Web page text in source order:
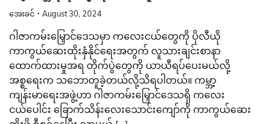
အေးခင် August 30, 2024
ဂါဇာကမ်းမြှောင်ဒေသမှာ ကလေးငယ်တွေကို ပိုလီယို
ကာကွယ်ဆေးထိုးနှံနိုင်ရေးအတွက် လူသားချင်းစာနာ
ထောက်ထားမှုအရ တိုက်ပွဲတွေကို ယာယီရပ်ပေးမယ်လို့
အစ္စရေးက သဘောတူခဲ့တယ်လို့သိရပါတယ်။ ကမ္ဘာ့
ကျန်းမာရေးအဖွဲ့ဟာ ဂါဇာကမ်းမြှောင်ဒေသရှိ ကလေး
ငယ်ပေါင်း ခြောက်သိန်းလေးသောင်းကျော်ကို ကာကွယ်ဆေး